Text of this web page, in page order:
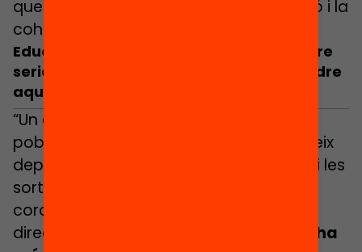
que condiciona el futur d’una generació i la
cohesió social.
Educació 360: “Un país que es vol prendre
seriosament l’educació no pot desatendre
aquesta demanda de mínims”
“Un any després, ha incrementat la
pobresa infantil, fer extraescolars segueix
depenent de la butxaca de les famílies i les
sortides i colònies escolars estan a la
corda fluixa”, ha denunciat Maria Truñó,
directora de l’Aliança Educació 360. “
Hi ha